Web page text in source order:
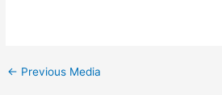
← Previous Media